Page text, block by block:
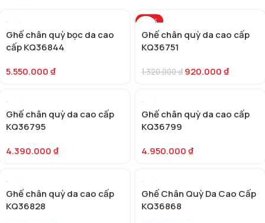
Ghế chân quỳ bọc da cao
cấp KQ36844
5.550.000₫
-30%
HOT
Ghế chân quỳ da cao cấp
KQ36751
1.320.000₫ 920.000₫
Ghế chân quỳ da cao cấp
KQ36795
4.390.000₫
Ghế chân quỳ da cao cấp
KQ36799
4.950.000₫
Ghế chân quỳ da cao cấp
KQ36828
Ghế Chân Quỳ Da Cao Cấp
KQ36868